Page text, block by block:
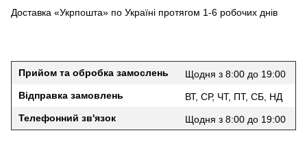
Доставка «Укрпошта» по Україні протягом 1-6 робочих днів
Прийом та обробка замослень
Щодня з 8:00 до 19:00
Відправка замовлень
ВТ, СР, ЧТ, ПТ, СБ, НД
Телефонний зв'язок
Щодня з 8:00 до 19:00